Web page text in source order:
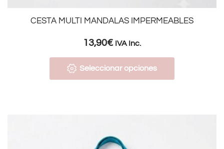
CESTA MULTI MANDALAS IMPERMEABLES
13,90€ IVA Inc.
Seleccionar opciones